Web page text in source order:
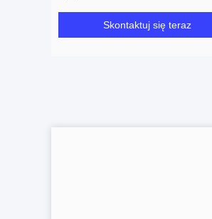
Skontaktuj się teraz